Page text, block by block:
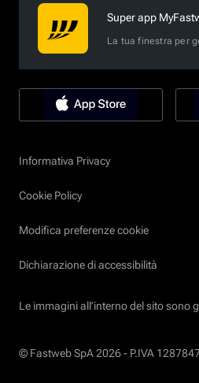
Super app
La tua finestra per
Informativa Privacy
Cookie Policy
Modifica preferenze cookie
Dichiarazione di accessibilità
Le immagini all’interno del sito sono
© Fastweb SpA 2026 - P.IVA